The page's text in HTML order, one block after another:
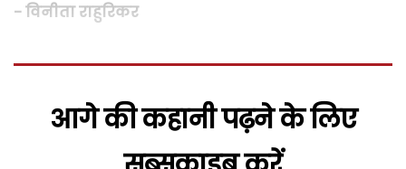
- विनीता राहुरिकर
आगे की कहानी पढ़ने के लिए